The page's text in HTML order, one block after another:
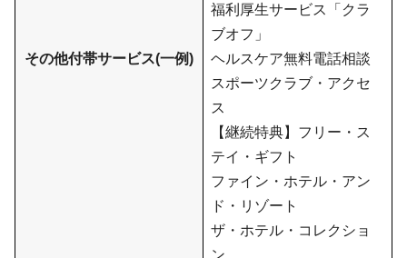
その他付帯サービス(一例)
福利厚生サービス「クラ
ブオフ」
ヘルスケア無料電話相談
スポーツクラブ・アクセ
ス
【継続特典】フリー・ス
テイ・ギフト
ファイン・ホテル・アン
ド・リゾート
ザ・ホテル・コレクショ
ン